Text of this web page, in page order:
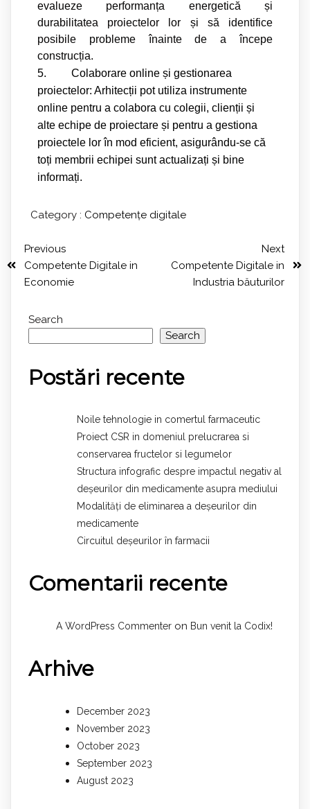
evalueze performanța energetică și
durabilitatea proiectelor lor și să identifice
posibile probleme înainte de a începe
construcția.
5.
Colaborare online și gestionarea
proiectelor: Arhitecții pot utiliza instrumente
online pentru a colabora cu colegii, clienții și
alte echipe de proiectare și pentru a gestiona
proiectele lor în mod eficient, asigurându-se că
toți membrii echipei sunt actualizați și bine
informați.
Category : Competențe digitale
Previous
Competente Digitale in
Economie
Next
Competente Digitale in
Industria băuturilor
Search
Search
Postări recente
Noile tehnologie in comertul farmaceutic
Proiect CSR in domeniul prelucrarea si
conservarea fructelor si legumelor
Structura infografic despre impactul negativ al
deșeurilor din medicamente asupra mediului
Modalități de eliminarea a deșeurilor din
medicamente
Circuitul deșeurilor în farmacii
Comentarii recente
A WordPress Commenter on Bun venit la Codix!
Arhive
December 2023
November 2023
October 2023
September 2023
August 2023